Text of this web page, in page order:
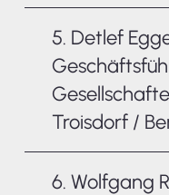
5. Detlef
Troisdorf /
6. Wolfgang